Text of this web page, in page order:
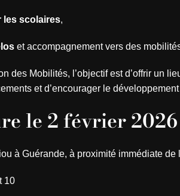
les scolaires,
et accompagnement vers des
des Mobilités, l’objectif est d’offrir un
et d’encourager le
le 2 février 2026
à Guérande, à proximité immédiate de
10